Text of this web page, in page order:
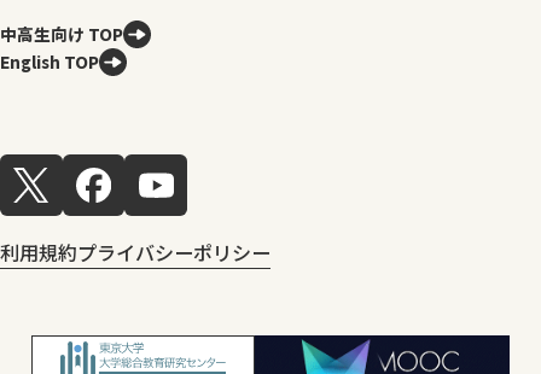
中高生向け TOP
English TOP
利用規約プライバシーポリシー